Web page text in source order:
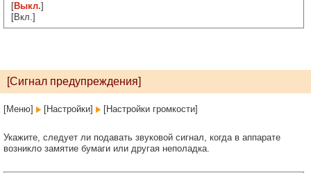
[Выкл.]
[Вкл.]
[Сигнал предупреждения]
[Меню] [Настройки] [Настройки громкости]
Укажите, следует ли подавать звуковой сигнал, когда в аппарате
возникло замятие бумаги или другая неполадка.